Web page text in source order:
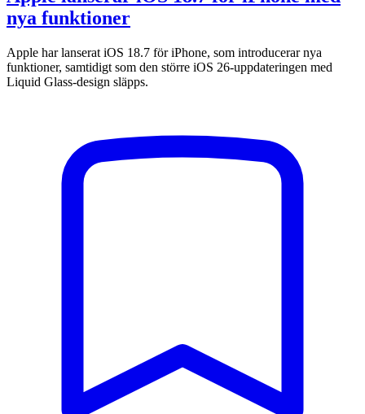
nya funktioner
Apple har lanserat iOS 18.7 för iPhone, som introducerar nya
funktioner, samtidigt som den större iOS 26-uppdateringen med
Liquid Glass-design släpps.